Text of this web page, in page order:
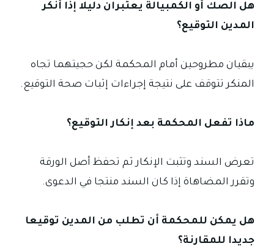
هل الصك أو الكمبيالة يعتبران دليلا إذا أنكر
المدين التوقيع؟
يبقيان مطروحين أمام المحكمة لكن حجيتهما تجاه
المنكر تتوقف على نتيجة إجراءات إثبات صحة التوقيع.
ماذا تفعل المحكمة بعد إنكار التوقيع؟
تعرض السند وتثبت الإنكار ثم تحفظ أصل الورقة
وتقرر المضاهاة إذا كان السند منتجا في الدعوى.
هل يمكن للمحكمة أن تطلب من المدين توقيعا
جديدا للمقارنة؟